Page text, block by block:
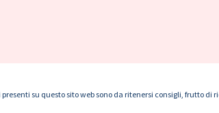
su questo sito web sono da ritenersi consigli, frutto di